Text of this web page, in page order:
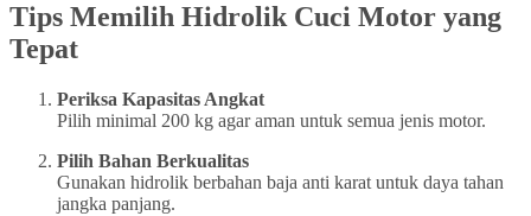
Tips Memilih Hidrolik Cuci Motor yang
Tepat
Periksa Kapasitas Angkat
Pilih minimal 200 kg agar aman untuk semua jenis motor.
Pilih Bahan Berkualitas
Gunakan hidrolik berbahan baja anti karat untuk daya tahan
jangka panjang.